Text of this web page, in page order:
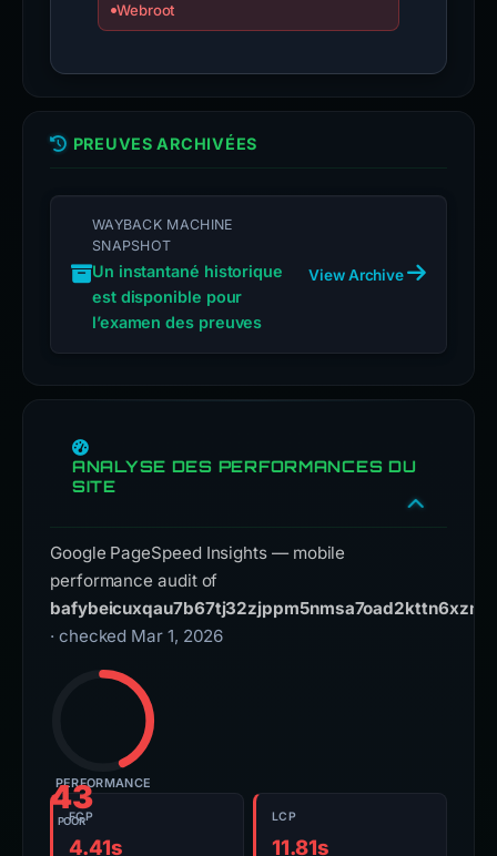
Webroot
PREUVES ARCHIVÉES
WAYBACK MACHINE
SNAPSHOT
Un instantané historique
est disponible pour
l’examen des preuves
View Archive
ANALYSE DES PERFORMANCES DU
SITE
Google PageSpeed Insights — mobile
performance audit of
· checked Mar 1, 2026
43
POOR
PERFORMANCE
FCP
4.41s
LCP
11.81s